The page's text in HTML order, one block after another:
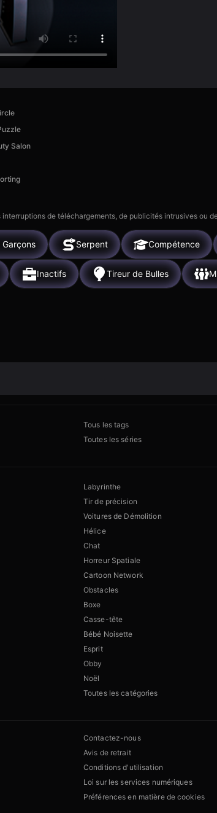
Salon
de téléchargements, de publicités intrusives ou
Garçons Serpent Compétence
Inactifs Tireur de Bulles
Tous les tags
Toutes les séries
Labyrinthe
Tir de précision
Voitures de Démolition
Hélice
Chat
Horreur Spatiale
Cartoon Network
Obstacles
Boxe
Casse-tête
Bébé Noisette
Esprit
Obby
Noël
Toutes les catégories
Contactez-nous
Avis de retrait
Conditions d'utilisation
Loi sur les services numériques
Préférences en matière de cookies